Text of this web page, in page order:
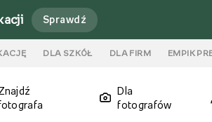
Sprawdź
DLA SZKÓŁ DLA FIRM EMPIK
Dla
fotografów